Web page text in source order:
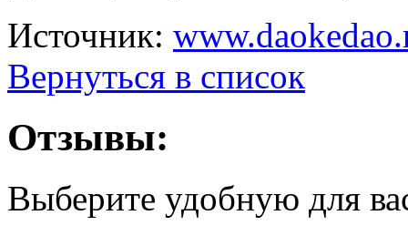
Источник:
Вернуться в список
Отзывы:
Выберите удобную для